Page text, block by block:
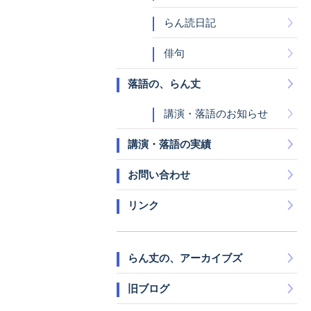
らん読日記
俳句
落語の、らん丈
講演・落語のお知らせ
講演・落語の実績
お問い合わせ
リンク
らん丈の、アーカイブズ
旧ブログ